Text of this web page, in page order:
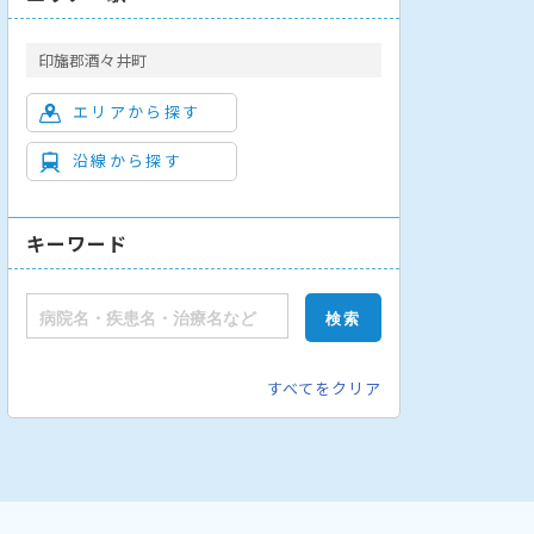
印旛郡酒々井町
エリアから探す
沿線から探す
キーワード
すべてをクリア